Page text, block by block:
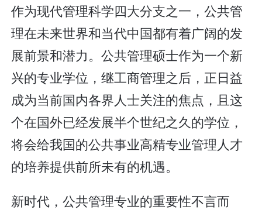
作为现代管理科学四大分支之一，公共管
理在未来世界和当代中国都有着广阔的发
展前景和潜力。公共管理硕士作为一个新
兴的专业学位，继工商管理之后，正日益
成为当前国内各界人士关注的焦点，且这
个在国外已经发展半个世纪之久的学位，
将会给我国的公共事业高精专业管理人才
的培养提供前所未有的机遇。
新时代，公共管理专业的重要性不言而